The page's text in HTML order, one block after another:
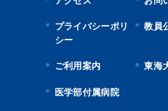
プライバシーポリ
シー
教員
ご利用案内 東海
医学部付属病院